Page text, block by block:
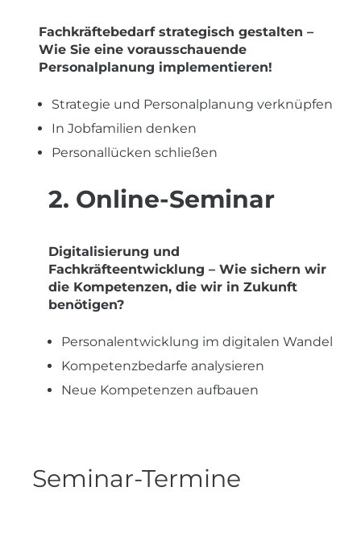
Fachkräftebedarf strategisch gestalten –
Wie Sie eine vorausschauende
Personalplanung implementieren!
Strategie und Personalplanung verknüpfen
In Jobfamilien denken
Personallücken schließen
2. Online-Seminar
Digitalisierung und
Fachkräfteentwicklung – Wie sichern wir
die Kompetenzen, die wir in Zukunft
benötigen?
Personalentwicklung im digitalen Wandel
Kompetenzbedarfe analysieren
Neue Kompetenzen aufbauen
Seminar-Termine